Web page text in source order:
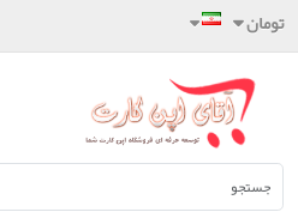
تومان